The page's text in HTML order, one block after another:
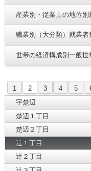
産業別・従業上の地位別
職業別（大分類）就業者
世帯の経済構成別一般世
1 2 3 4 5
字楚辺
楚辺１丁目
楚辺２丁目
辻１丁目
辻２丁目